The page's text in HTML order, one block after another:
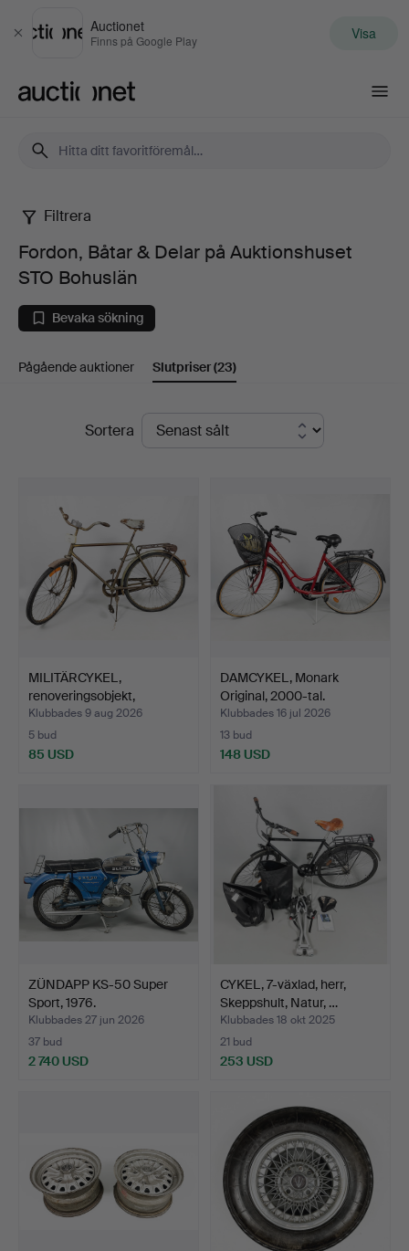
Stäng
Auctionet
Finns på Google Play Visa
Fordon,
Båtar
&
Delar
Auktionshuset
Bohuslän
Filtrera
Fordon, Båtar & Delar på Auktionshuset
STO Bohuslän
Bevaka sökning
Pågående auktioner Slutpriser(23)
SlutpriserSortera
MILITÄRCYKEL,
renoveringsobjekt,
Husqvarna…
Klubbades 9 aug 2026
5 bud
85 USD
DAMCYKEL, Monark
Original, 2000-tal.
Klubbades 16 jul 2026
13 bud
148 USD
ZÜNDAPP KS-50 Super
Sport, 1976.
Klubbades 27 jun 2026
37 bud
2 740 USD
CYKEL, 7-växlad, herr,
Skeppshult, Natur, …
Klubbades 18 okt 2025
21 bud
253 USD